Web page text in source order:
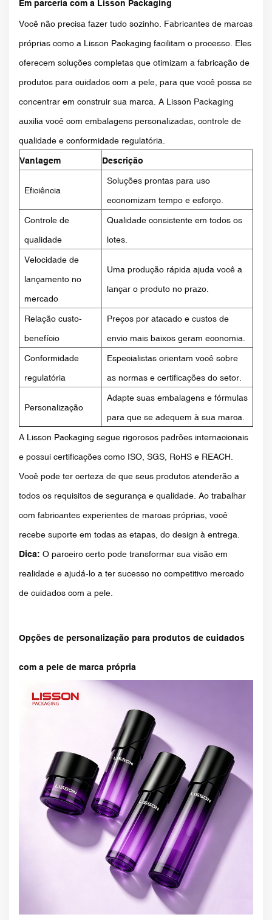
Em parceria com a Lisson Packaging
Você não precisa fazer tudo sozinho. Fabricantes de marcas
próprias como a Lisson Packaging facilitam o processo. Eles
oferecem soluções completas que otimizam a fabricação de
produtos para cuidados com a pele, para que você possa se
concentrar em construir sua marca. A Lisson Packaging
auxilia você com embalagens personalizadas, controle de
qualidade e conformidade regulatória.
Vantagem Descrição
Eficiência
Soluções prontas para uso
economizam tempo e esforço.
Controle de
qualidade
Qualidade consistente em todos os
lotes.
Velocidade de
lançamento no
mercado
Uma produção rápida ajuda você a
lançar o produto no prazo.
Relação custo-
benefício
Preços por atacado e custos de
envio mais baixos geram economia.
Conformidade
regulatória
Especialistas orientam você sobre
as normas e certificações do setor.
Personalização
Adapte suas embalagens e fórmulas
para que se adequem à sua marca.
A Lisson Packaging segue rigorosos padrões internacionais
e possui certificações como ISO, SGS, RoHS e REACH.
Você pode ter certeza de que seus produtos atenderão a
todos os requisitos de segurança e qualidade. Ao trabalhar
com fabricantes experientes de marcas próprias, você
recebe suporte em todas as etapas, do design à entrega.
Dica: O parceiro certo pode transformar sua visão em
realidade e ajudá-lo a ter sucesso no competitivo mercado
de cuidados com a pele.
Opções de personalização para produtos de cuidados
com a pele de marca própria